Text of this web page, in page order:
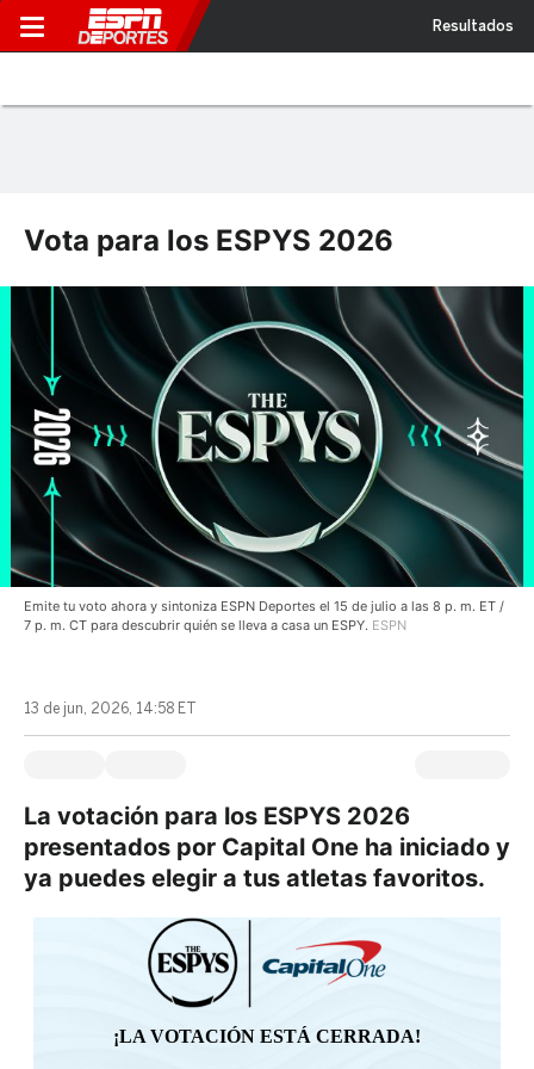
Resultados
Vota para los ESPYS 2026
Emite tu voto ahora y sintoniza ESPN Deportes el 15 de julio a las 8 p. m. ET /
7 p. m. CT para descubrir quién se lleva a casa un ESPY. ESPN
13 de jun, 2026, 14:58 ET
La votación para los ESPYS 2026
presentados por Capital One ha iniciado y
ya puedes elegir a tus atletas favoritos.